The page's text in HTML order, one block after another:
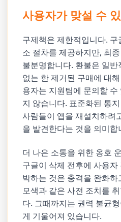
사용자가 맞설 수
구제책은 제한적입니다.
소 절차를 제공하지만, 최
불분명합니다. 환불은 일
없는 한 제거된 구매에 대
용자는 지원팀에 문의할
지 않습니다. 표준화된 통
사람들이 앱을 재설치하려
을 발견한다는 것을 의미합
더 나은 소통을 위한 옹호
구글이 삭제 전후에 사용
박하는 것은 충격을 완화
모색과 같은 사전 조치를
다. 그때까지는 권력 불균
게 기울어져 있습니다.